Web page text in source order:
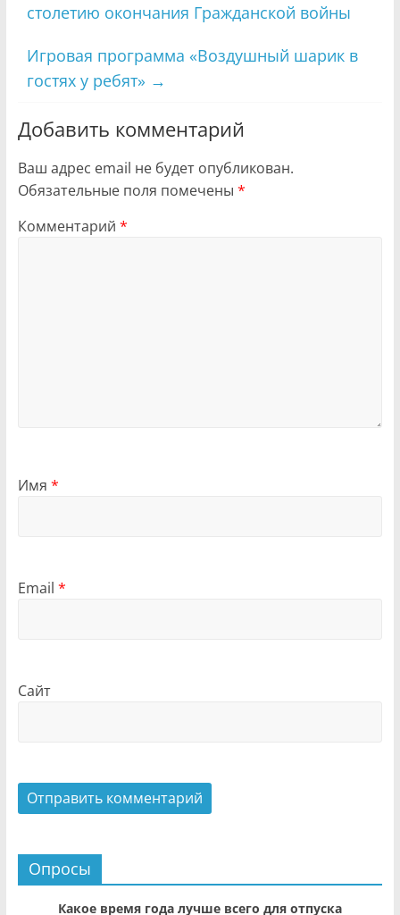
столетию окончания Гражданской войны
Игровая программа «Воздушный шарик в
гостях у ребят» →
Добавить комментарий
Ваш адрес email не будет опубликован.
Обязательные поля помечены *
Комментарий *
Имя *
Email *
Сайт
Опросы
Какое время года лучше всего для отпуска